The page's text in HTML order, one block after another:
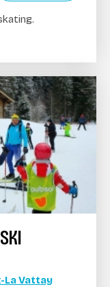
La Vattay